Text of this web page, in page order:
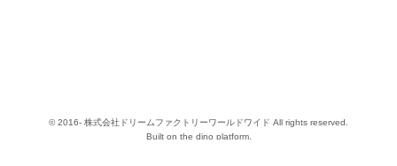
© 2016- 株式会社ドリームファクトリーワールドワイド All rights reserved.
Built on the dino platform.